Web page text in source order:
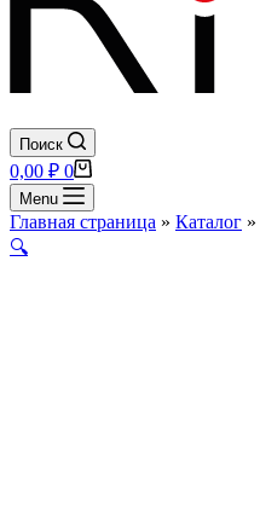
Поиск
Корзина
0,00 ₽ 0
Menu
Главная страница » Каталог »
🔍